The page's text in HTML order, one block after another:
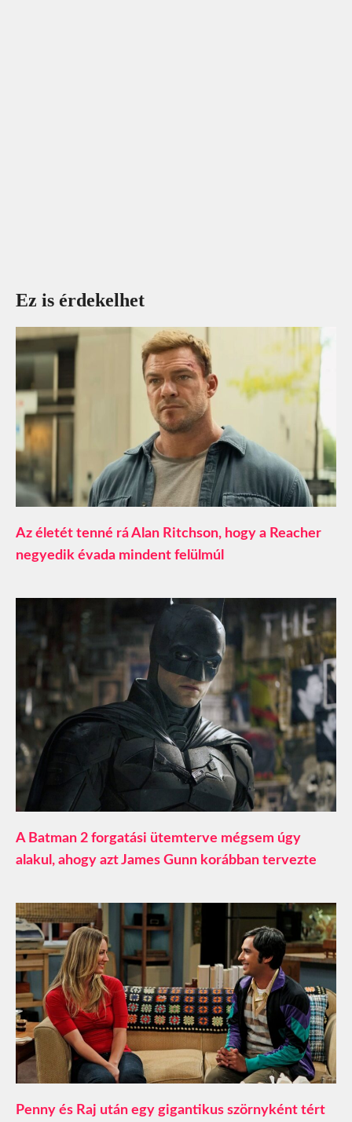
Ez is érdekelhet
Az életét tenné rá Alan Ritchson, hogy a Reacher
negyedik évada mindent felülmúl
A Batman 2 forgatási ütemterve mégsem úgy
alakul, ahogy azt James Gunn korábban tervezte
Penny és Raj után egy gigantikus szörnyként tért